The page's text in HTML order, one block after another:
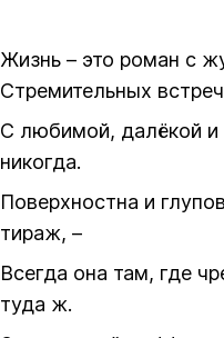
Жизнь – это роман с
Стремительных
С любимой, далёкой и
никогда.
Поверхностна и
тираж, –
Всегда она там, где
туда ж.